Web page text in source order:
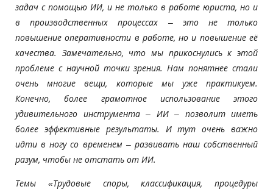
задач с помощью ИИ, и не только в работе юриста, но и
в производственных процессах – это не только
повышение оперативности в работе, но и повышение её
качества. Замечательно, что мы прикоснулись к этой
проблеме с научной точки зрения. Нам понятнее стали
очень многие вещи, которые мы уже практикуем.
Конечно, более грамотное использование этого
удивительного инструмента – ИИ – позволит иметь
более эффективные результаты. И тут очень важно
идти в ногу со временем – развивать наш собственный
разум, чтобы не отстать от ИИ.
Темы «Трудовые споры, классификация, процедуры